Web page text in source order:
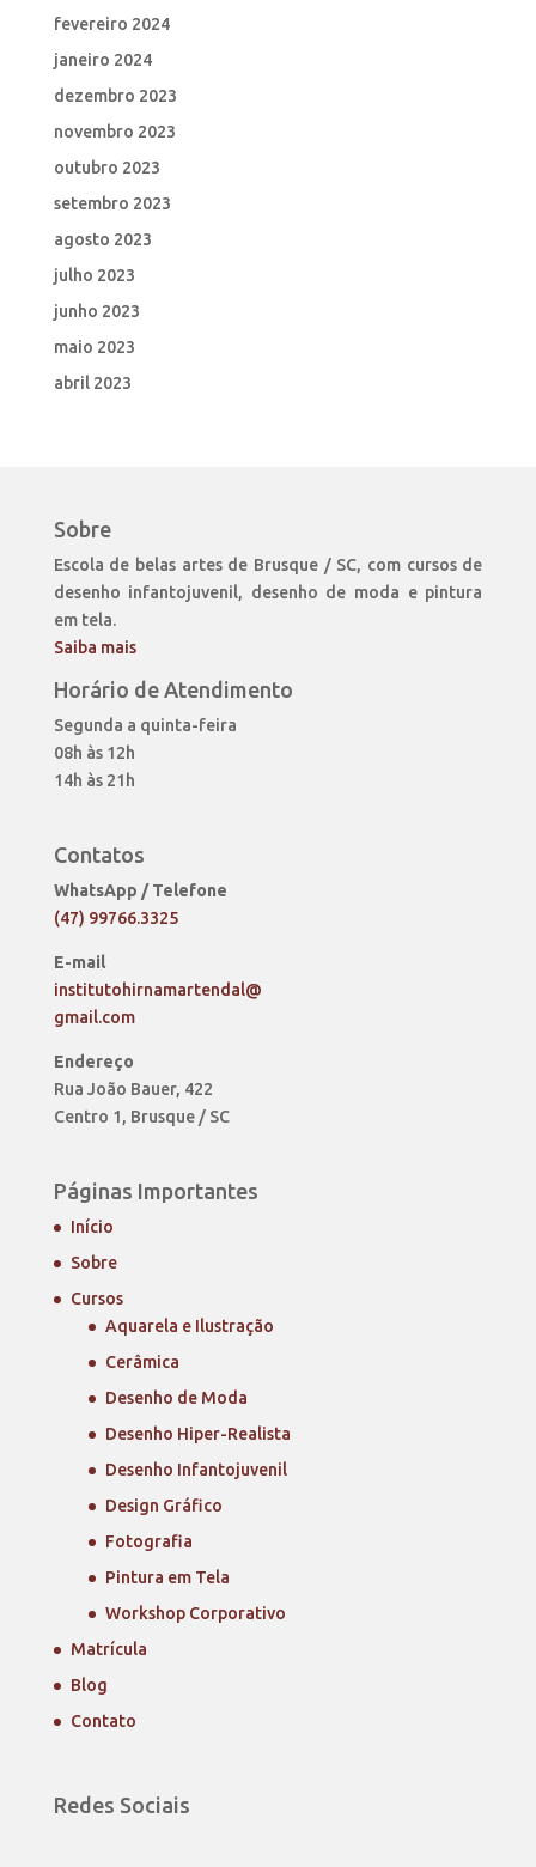
fevereiro 2024
janeiro 2024
dezembro 2023
novembro 2023
outubro 2023
setembro 2023
agosto 2023
julho 2023
junho 2023
maio 2023
abril 2023
Sobre
Escola de belas artes de Brusque / SC, com cursos de
desenho infantojuvenil, desenho de moda e pintura
em tela.
Saiba mais
Horário de Atendimento
Segunda a quinta-feira
08h às 12h
14h às 21h
Contatos
WhatsApp / Telefone
(47) 99766.3325
E-mail
institutohirnamartendal@
gmail.com
Endereço
Rua João Bauer, 422
Centro 1, Brusque / SC
Páginas Importantes
Início
Sobre
Cursos
Aquarela e Ilustração
Cerâmica
Desenho de Moda
Desenho Hiper-Realista
Desenho Infantojuvenil
Design Gráfico
Fotografia
Pintura em Tela
Workshop Corporativo
Matrícula
Blog
Contato
Redes Sociais